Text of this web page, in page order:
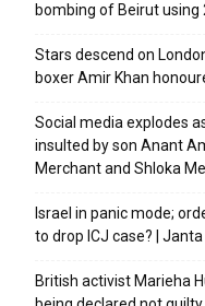
bombing of Beirut using
Stars descend on
boxer Amir Khan
Social media explodes
insulted by son Anant
Merchant and Shloka
Israel in panic mode;
to drop ICJ case? |
British activist Marieha